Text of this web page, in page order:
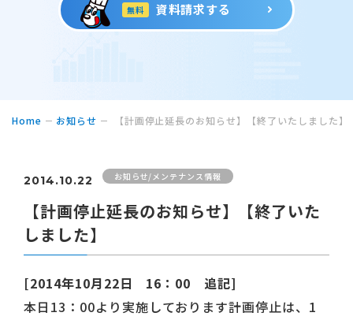
無料 資料請求する
Home お知らせ 【計画停止延長のお知らせ】【終了いたしました】
2014.10.22 お知らせ/メンテナンス情報
【計画停止延長のお知らせ】【終了いた
しました】
[2014年10月22日 16：00 追記]
本日13：00より実施しております計画停止は、1